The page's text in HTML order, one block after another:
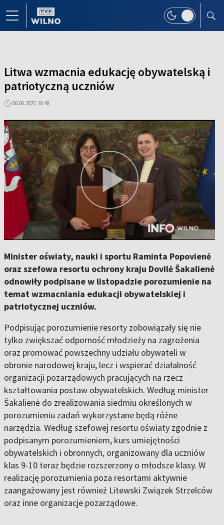
Litwa wzmacnia edukację obywatelską i
patriotyczną uczniów
06.06.2025, 18:48
Minister oświaty, nauki i sportu Raminta Popovienė
oraz szefowa resortu ochrony kraju Dovilė Šakalienė
odnowiły podpisane w listopadzie porozumienie na
temat wzmacniania edukacji obywatelskiej i
patriotycznej uczniów.
Podpisując porozumienie resorty zobowiązały się nie
tylko zwiększać odporność młodzieży na zagrożenia
oraz promować powszechny udziału obywateli w
obronie narodowej kraju, lecz i wspierać działalność
organizacji pozarządowych pracujących na rzecz
kształtowania postaw obywatelskich. Według minister
Šakalienė do zrealizowania siedmiu określonych w
porozumieniu zadań wykorzystane będą różne
narzędzia. Według szefowej resortu oświaty zgodnie z
podpisanym porozumieniem, kurs umiejętności
obywatelskich i obronnych, organizowany dla uczniów
klas 9-10 teraz będzie rozszerzony o młodsze klasy. W
realizację porozumienia poza resortami aktywnie
zaangażowany jest również Litewski Związek Strzelców
oraz inne organizacje pozarządowe.